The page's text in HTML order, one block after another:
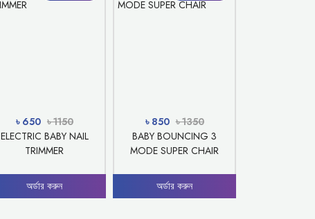
৳ 650 ৳ 1150
ELECTRIC BABY NAIL
TRIMMER
অর্ডার করুন
৳ 850 ৳ 1350
BABY BOUNCING 3
MODE SUPER CHAIR
অর্ডার করুন